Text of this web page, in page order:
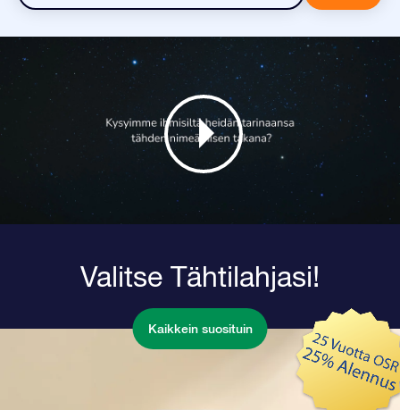
Valitse Tähtilahjasi!
Kaikkein suosituin